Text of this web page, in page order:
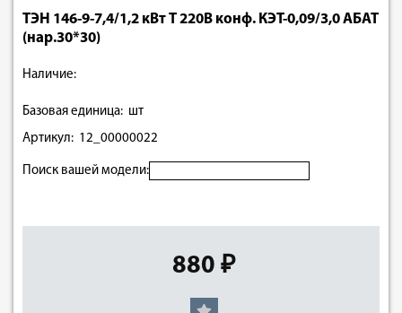
ТЭН 146-9-7,4/1,2 кВт Т 220В конф. КЭТ-0,09/3,0 АБАТ
(нар.30*30)
Наличие:
Базовая единица: шт
Артикул: 12_00000022
Поиск вашей модели:
880 ₽